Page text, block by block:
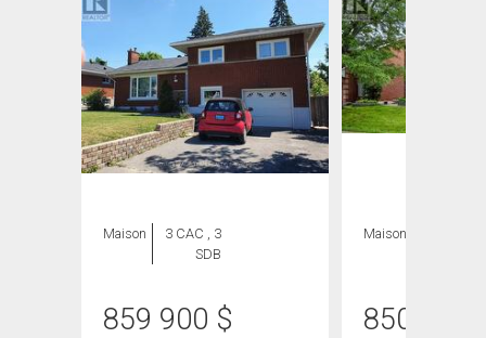
Maison
3 CAC , 3
SDB
859 900 $
Maison
850 000